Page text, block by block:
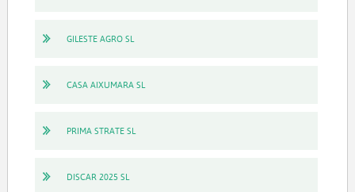
GILESTE AGRO SL
CASA AIXUMARA SL
PRIMA STRATE SL
DISCAR 2025 SL